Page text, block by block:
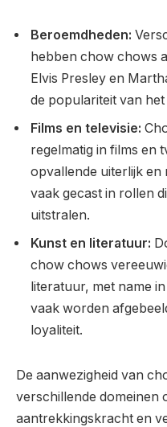
Beroemdheden:
hebben chow chows
Elvis Presley en
de populariteit van het
Films en televisie:
regelmatig in films en
opvallende uiterlijk en
vaak gecast in rollen
uitstralen.
Kunst en literatuur:
chow chows
literatuur, met name
vaak worden
loyaliteit.
De aanwezigheid van
verschillende domeinen
aantrekkingskracht en